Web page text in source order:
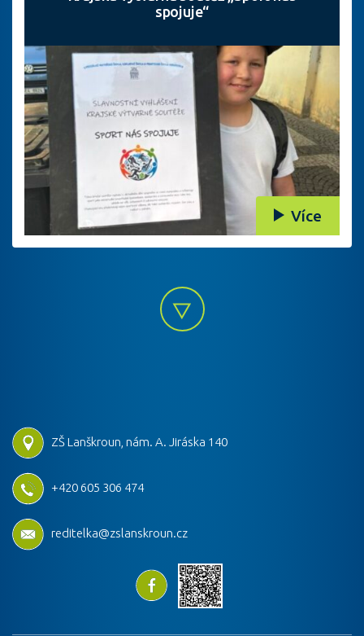
spojuje“
Více
ZŠ Lanškroun, nám. A. Jiráska 140
+420 605 306 474
reditelka@zslanskroun.cz